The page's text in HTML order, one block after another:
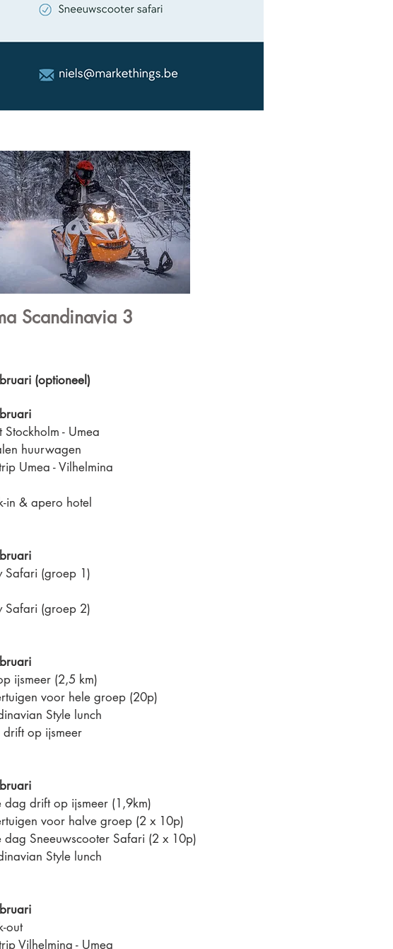
Scandinavia 3
(optioneel)
- Umea
huurwagen
Umea - Vilhelmina
in & apero hotel
Safari (groep 1)
Safari (groep 2)
ijsmeer (2,5 km)
voor hele groep (20p)
Style lunch
op ijsmeer
drift op ijsmeer (1,9km)
voor halve groep (2 x 10p)
Sneeuwscooter Safari (2 x 10p)
Style lunch
out
Vilhelmina - Umea